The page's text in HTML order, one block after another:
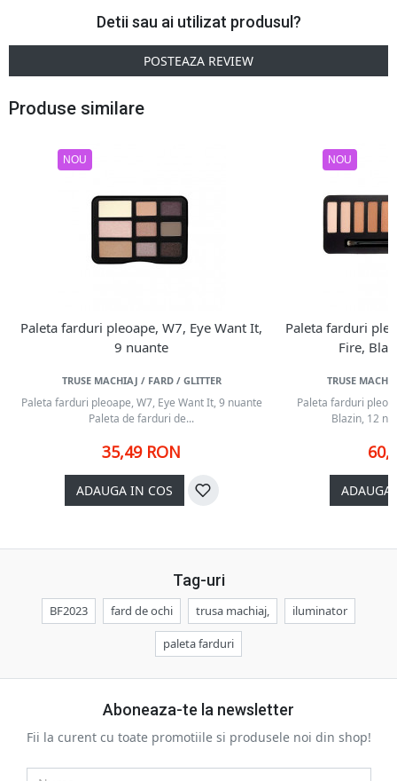
Detii sau ai utilizat produsul?
POSTEAZA REVIEW
Produse similare
NOU
Paleta farduri pleoape, W7, Eye Want It,
9 nuante
TRUSE MACHIAJ / FARD / GLITTER
Paleta farduri pleoape, W7, Eye Want It, 9 nuante
Paleta de farduri de...
35,49 RON
ADAUGA IN COS
NOU
Paleta farduri
Fire,
TRUSE
Paleta farduri
Blazin, 12
ADAUGA
Tag-uri
BF2023 fard de ochi trusa machiaj, iluminator
paleta farduri
Aboneaza-te la newsletter
Fii la curent cu toate promotiile si produsele noi din shop!